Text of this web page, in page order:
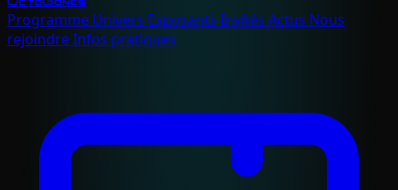
Programme Univers Exposants Invités Actus Nous
rejoindreInfos pratiques